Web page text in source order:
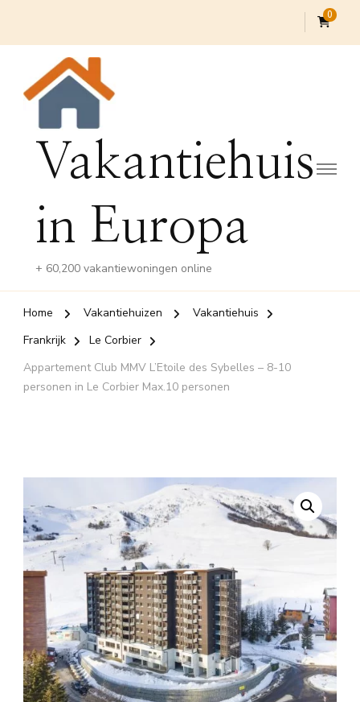
0
Vakantiehuis
in Europa
+ 60,200 vakantiewoningen online
Home Vakantiehuizen
Vakantiehuis
Frankrijk
Le Corbier
Appartement Club MMV L’Etoile des Sybelles – 8-10
personen in Le Corbier Max.10 personen